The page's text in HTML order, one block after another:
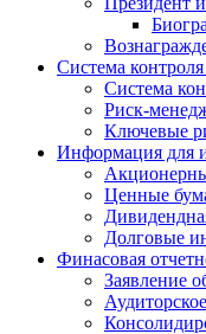
Система
Система
Риск-
Ключевые
Информация для
Ценные
Долговые
Финасовая
Заявление